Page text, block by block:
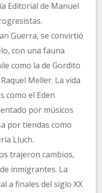
Editorial de Manuel
Guerra, se convirtió
con una fauna
como la de Gordito
Meller. La vida
como el Eden
por músicos
por tiendas como
Lluch.
trajeron cambios,
inmigrantes. La
a finales del siglo XX